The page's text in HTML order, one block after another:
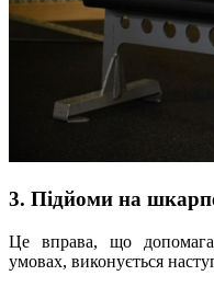
3. Підйоми на
Це вправа, що
умовах, виконується